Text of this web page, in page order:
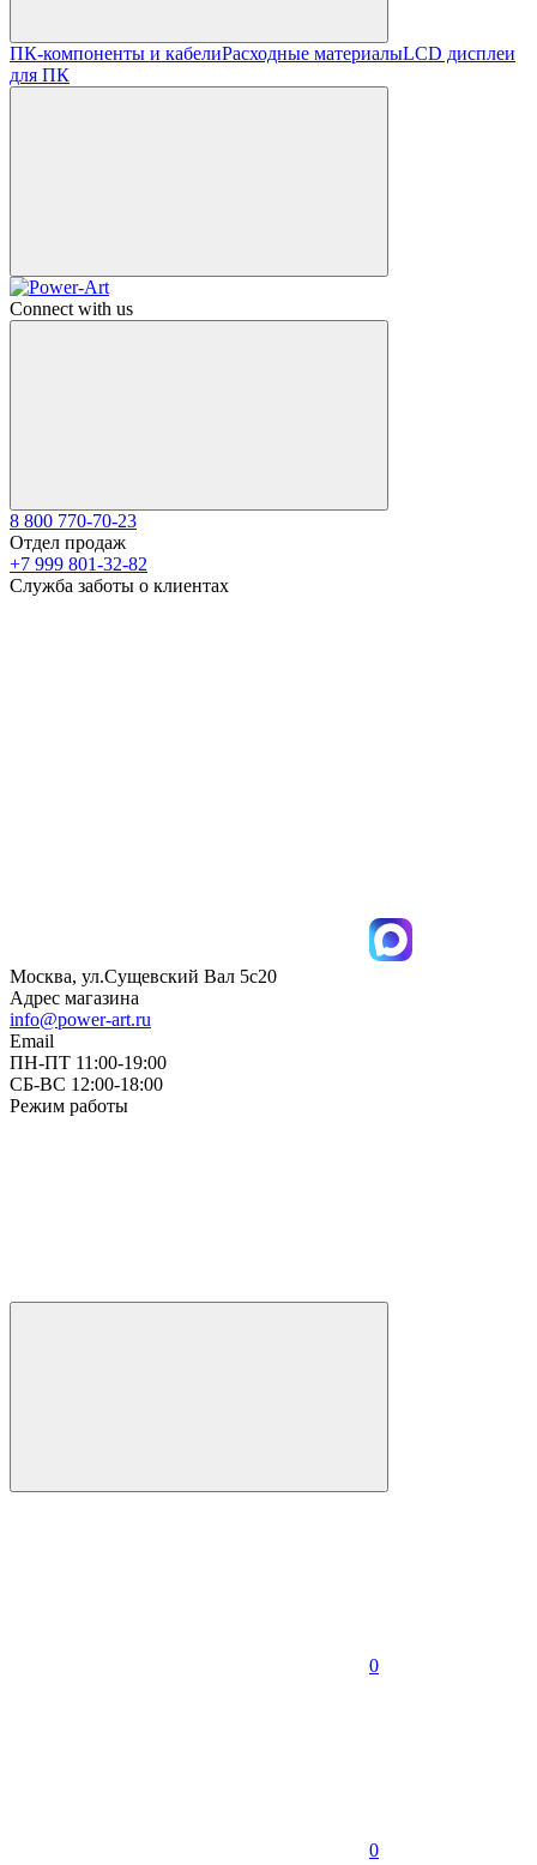
ПК-компоненты и кабелиРасходные материалыLCD дисплеи
для ПК
Connect with us
8 800 770-70-23
Отдел продаж
+7 999 801-32-82
Служба заботы о клиентах
Москва, ул.Сущевский Вал 5с20
Адрес магазина
info@power-art.ru
Email
ПН-ПТ 11:00-19:00
СБ-ВС 12:00-18:00
Режим работы
0
0